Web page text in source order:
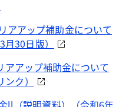
アアップ補助金について
30日版）
アアップ補助金について
ク）